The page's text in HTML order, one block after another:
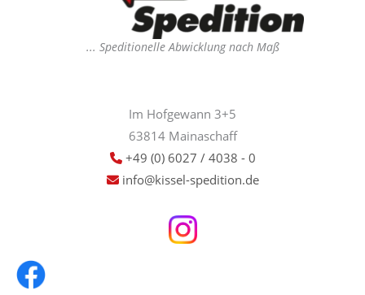
... Speditionelle Abwicklung nach Maß
Im Hofgewann 3+5
63814 Mainaschaff
+49 (0) 6027 / 4038 - 0
info@kissel-spedition.de